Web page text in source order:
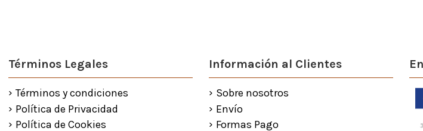
Términos Legales
Términos y condiciones
Política de Privacidad
Política de Cookies
Información al Clientes
Sobre nosotros
Envío
Formas Pago